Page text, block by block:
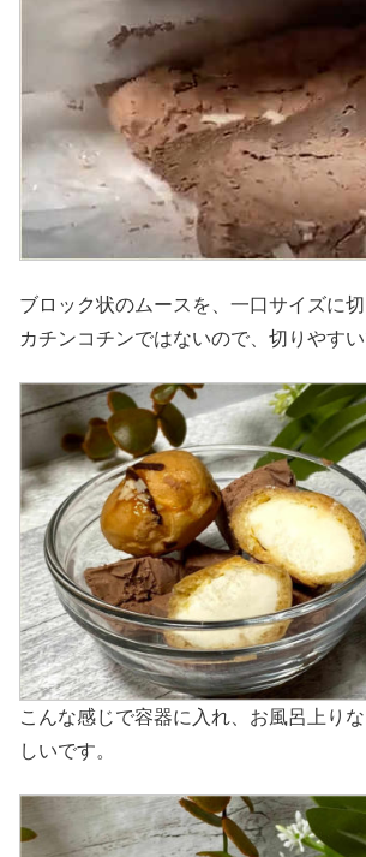
ブロック状のムースを、一口サイズに切
カチンコチンではないので、切りやすい
こんな感じで容器に入れ、お風呂上り
しいです。